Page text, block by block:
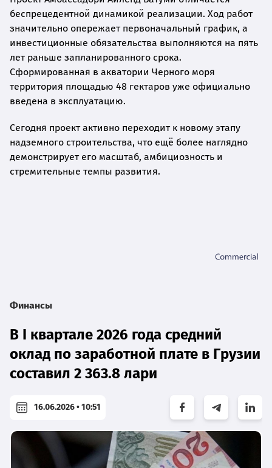
беспрецедентной динамикой реализации. Ход работ
значительно опережает первоначальный график, а
инвестиционные обязательства выполняются на пять
лет раньше запланированного срока.
Сформированная в акватории Черного моря
территория площадью 48 гектаров уже официально
введена в эксплуатацию.
Сегодня проект активно переходит к новому этапу
надземного строительства, что ещё более наглядно
демонстрирует его масштаб, амбициозность и
стремительные темпы развития.
Финансы
В I квартале 2026 года средний
оклад по заработной плате в Грузии
составил 2 363.8 лари
16.06.2026 • 10:51